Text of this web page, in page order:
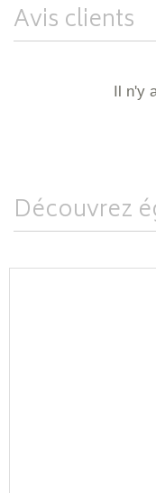
Avis clients
Il n'y
Découvrez